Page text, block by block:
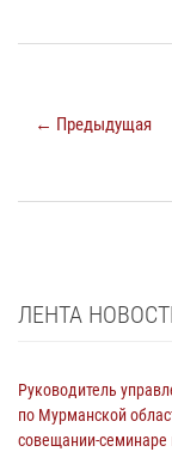
← Предыдущая
ЛЕНТА
Руководитель
по Мурманской
совещании-